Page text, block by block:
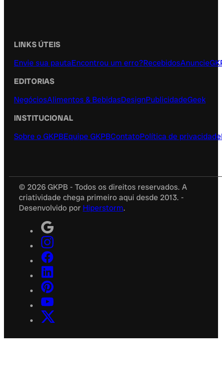
LINKS ÚTEIS
Envie sua pautaEncontrou um erro?RecebidosAnuncie
EDITORIAS
NegóciosAlimentos & BebidasDesignPublicidadeGeek
INSTITUCIONAL
Sobre o GKPBEquipe GKPBContatoPolítica de privacidade
© 2026 GKPB - Todos os direitos reservados. A
criatividade chega primeiro aqui desde 2013. -
Desenvolvido por Hiperstorm.